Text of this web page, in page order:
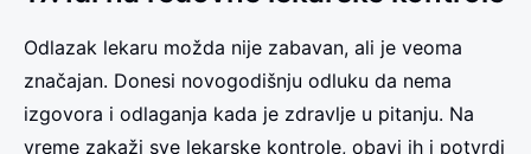
Odlazak lekaru možda nije zabavan, ali je veoma
značajan. Donesi novogodišnju odluku da nema
izgovora i odlaganja kada je zdravlje u pitanju. Na
vreme zakaži sve lekarske kontrole, obavi ih i potvrdi